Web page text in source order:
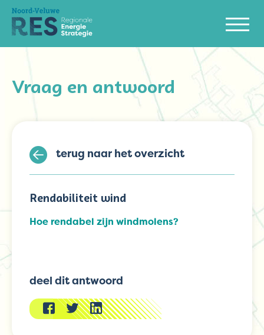
Vraag en antwoord
terug naar het overzicht
Rendabiliteit wind
Hoe rendabel zijn windmolens?
deel dit antwoord